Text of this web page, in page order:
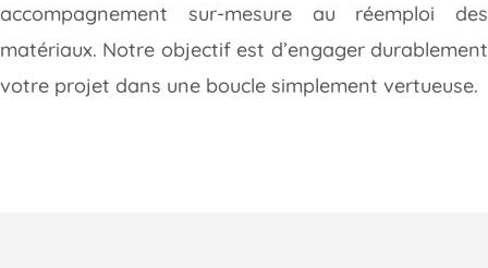
accompagnement sur-mesure au réemploi des
matériaux. Notre objectif est d’engager durablement
votre projet dans une boucle simplement vertueuse.